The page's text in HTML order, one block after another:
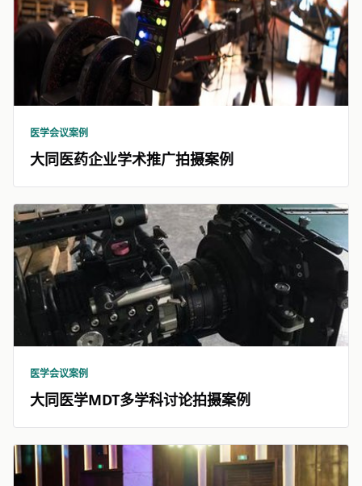
医学会议案例
大同医药企业学术推广拍摄案例
医学会议案例
大同医学MDT多学科讨论拍摄案例